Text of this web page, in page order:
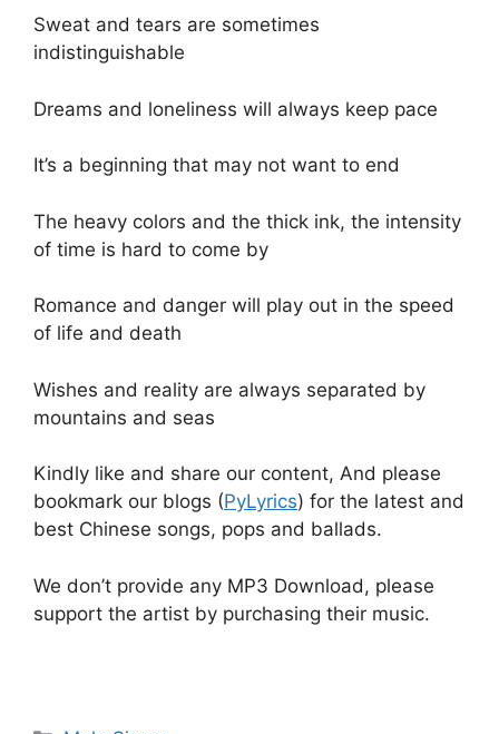
Sweat and tears are sometimes
indistinguishable
Dreams and loneliness will always keep pace
It’s a beginning that may not want to end
The heavy colors and the thick ink, the intensity
of time is hard to come by
Romance and danger will play out in the speed
of life and death
Wishes and reality are always separated by
mountains and seas
Kindly like and share our content, And please
bookmark our blogs (PyLyrics) for the latest and
best Chinese songs, pops and ballads.
We don’t provide any MP3 Download, please
support the artist by purchasing their music.